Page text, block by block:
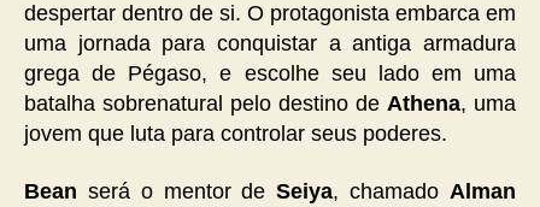
despertar dentro de si. O protagonista embarca em
uma jornada para conquistar a antiga armadura
grega de Pégaso, e escolhe seu lado em uma
batalha sobrenatural pelo destino de Athena, uma
jovem que luta para controlar seus poderes.
Bean será o mentor deSeiya, chamado Alman